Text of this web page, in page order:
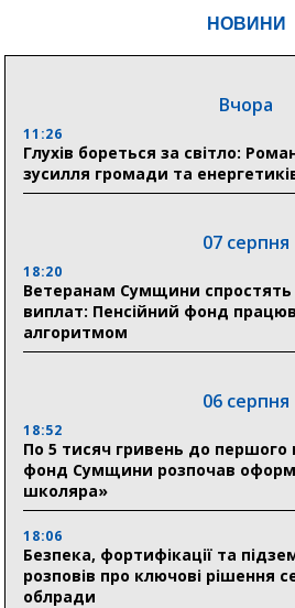
НОВИНИ
Вчора
11:26
Глухів бореться за світло:
зусилля громади та
07 серпня
18:20
Ветеранам Сумщини спростять
виплат: Пенсійний фонд
алгоритмом
06 серпня
18:52
По 5 тисяч гривень до першого
фонд Сумщини розпочав
школяра»
18:06
Безпека, фортифікації та
розповів про ключові рішення
облради